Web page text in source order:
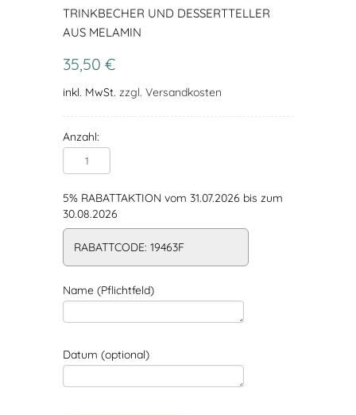
TRINKBECHER UND DESSERTTELLER
AUS MELAMIN
35,50 €
inkl. MwSt. zzgl. Versandkosten
Anzahl:
5% RABATTAKTION vom 31.07.2026 bis zum
30.08.2026
RABATTCODE: 19463F
Name (Pflichtfeld)
Datum (optional)